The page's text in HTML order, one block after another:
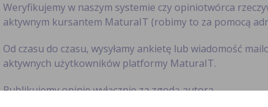
Weryfikujemy w naszym systemie czy opiniotwórca
aktywnym kursantem MaturaIT (robimy to za pomocą
Od czasu do czasu, wysyłamy ankietę lub wiadomość
aktywnych użytkowników platformy MaturaIT.
Publikujemy opinie wyłącznie za zgodą autora.